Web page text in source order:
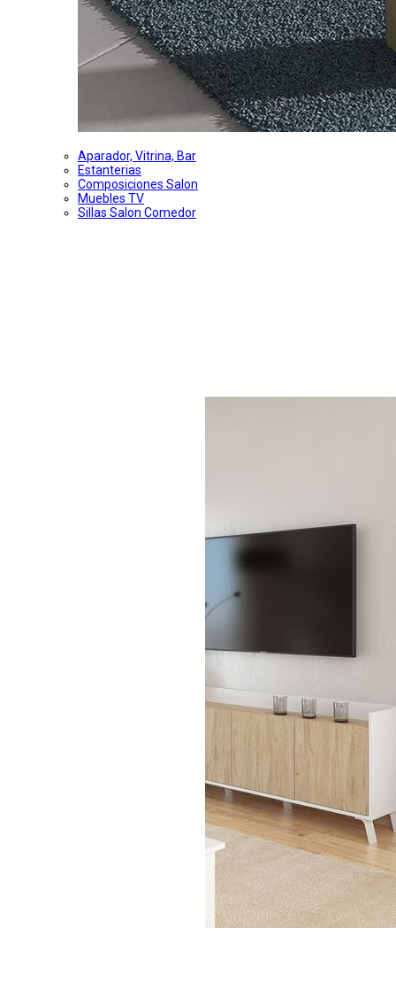
Aparador, Vitrina, Bar
Estanterias
Composiciones Salon
Muebles TV
Sillas Salon Comedor